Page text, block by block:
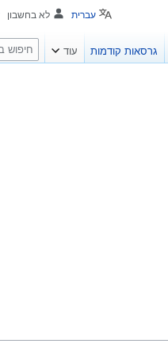
עברית לא בחשבון
גרסאות קודמות עוד
ח
י